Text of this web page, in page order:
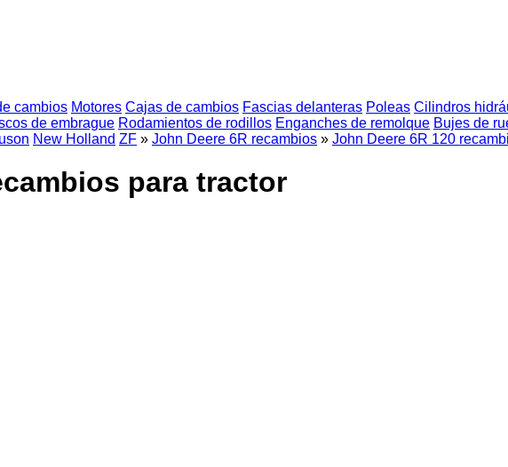
cambios Motores Cajas de cambios Fascias delanteras Poleas Cilindros
de embrague Rodamientos de rodillos Enganches de remolque Bujes de
New Holland ZF » John Deere 6R recambios » John Deere 6R 120
para tractor